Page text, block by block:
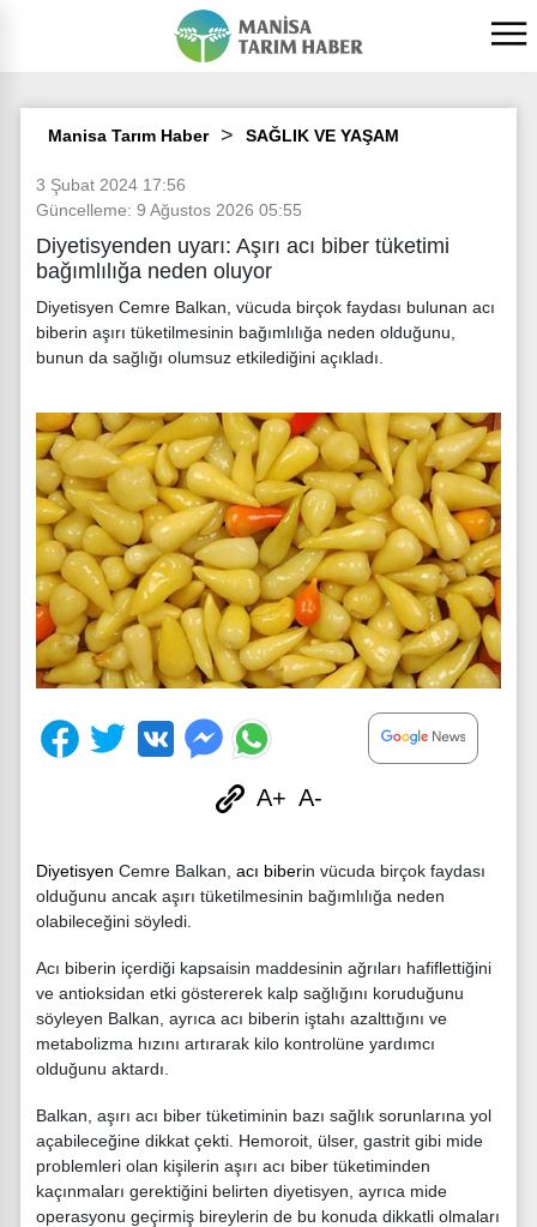
Manisa Tarım Haber SAĞLIK VE YAŞAM
3 Şubat 2024 17:56
Güncelleme: 9 Ağustos 2026 05:55
Diyetisyenden uyarı: Aşırı acı biber tüketimi
bağımlılığa neden oluyor
Diyetisyen Cemre Balkan, vücuda birçok faydası bulunan acı
biberin aşırı tüketilmesinin bağımlılığa neden olduğunu,
bunun da sağlığı olumsuz etkilediğini açıkladı.
A+ A-
Diyetisyen Cemre Balkan, acı biberin vücuda birçok faydası
olduğunu ancak aşırı tüketilmesinin bağımlılığa neden
olabileceğini söyledi.
Acı biberin içerdiği kapsaisin maddesinin ağrıları hafiflettiğini
ve antioksidan etki göstererek kalp sağlığını koruduğunu
söyleyen Balkan, ayrıca acı biberin iştahı azalttığını ve
metabolizma hızını artırarak kilo kontrolüne yardımcı
olduğunu aktardı.
Balkan, aşırı acı biber tüketiminin bazı sağlık sorunlarına yol
açabileceğine dikkat çekti. Hemoroit, ülser, gastrit gibi mide
problemleri olan kişilerin aşırı acı biber tüketiminden
kaçınmaları gerektiğini belirten diyetisyen, ayrıca mide
operasyonu geçirmiş bireylerin de bu konuda dikkatli olmaları